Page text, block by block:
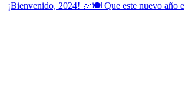
¡Bienvenido, 2024! 🎉🍽 Que este nuevo año e